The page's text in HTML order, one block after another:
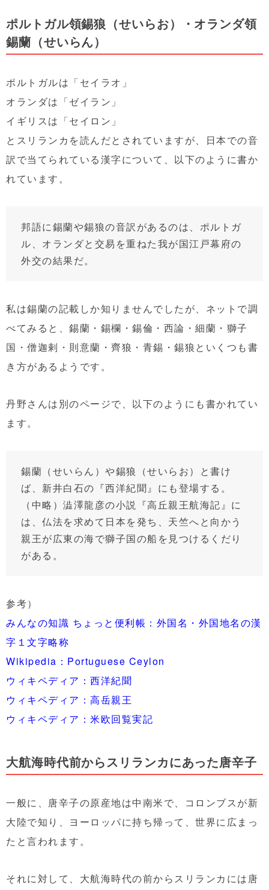
ポルトガル領錫狼（せいらお）・オランダ領
錫蘭（せいらん）
ポルトガルは「セイラオ」
オランダは「ゼイラン」
イギリスは「セイロン」
とスリランカを読んだとされていますが、日本での音
訳で当てられている漢字について、以下のように書か
れています。
邦語に錫蘭や錫狼の音訳があるのは、ポルトガ
ル、オランダと交易を重ねた我が国江戸幕府の
外交の結果だ。
私は錫蘭の記載しか知りませんでしたが、ネットで調
べてみると、錫蘭・錫欄・錫倫・西論・細蘭・獅子
国・僧迦剌・則意蘭・齊狼・青錫・錫狼といくつも書
き方があるようです。
丹野さんは別のページで、以下のようにも書かれてい
ます。
錫蘭（せいらん）や錫狼（せいらお）と書け
ば、新井白石の『西洋紀聞』にも登場する。
（中略）澁澤龍彦の小説『高丘親王航海記』に
は、仏法を求めて日本を発ち、天竺へと向かう
親王が広東の海で獅子国の船を見つけるくだり
がある。
参考）
みんなの知識 ちょっと便利帳：外国名・外国地名の漢
字１文字略称
Wikipedia：Portuguese Ceylon
ウィキペディア：西洋紀聞
ウィキペディア：高岳親王
ウィキペディア：米欧回覧実記
大航海時代前からスリランカにあった唐辛子
一般に、唐辛子の原産地は中南米で、コロンブスが新
大陸で知り、ヨーロッパに持ち帰って、世界に広まっ
たと言われます。
それに対して、大航海時代の前からスリランカには唐